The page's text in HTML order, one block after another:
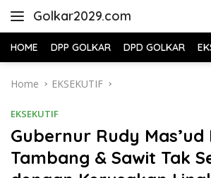
Golkar2029.com
HOME DPP GOLKAR DPD GOLKAR
Home EKSEKUTIF
EKSEKUTIF
Gubernur Rudy
Tambang & Sawit Tak